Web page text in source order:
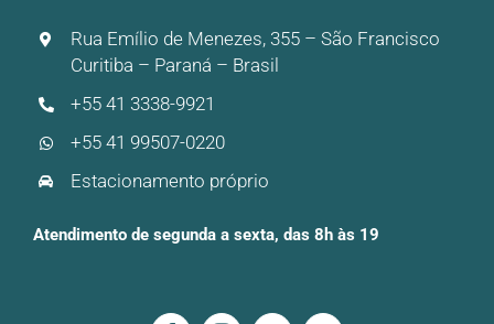
Rua Emílio de Menezes, 355 – São Francisco
Curitiba – Paraná – Brasil
+55 41 3338-9921
+55 41 99507-0220
Estacionamento próprio
Atendimento de segunda a sexta, das 8h às 19